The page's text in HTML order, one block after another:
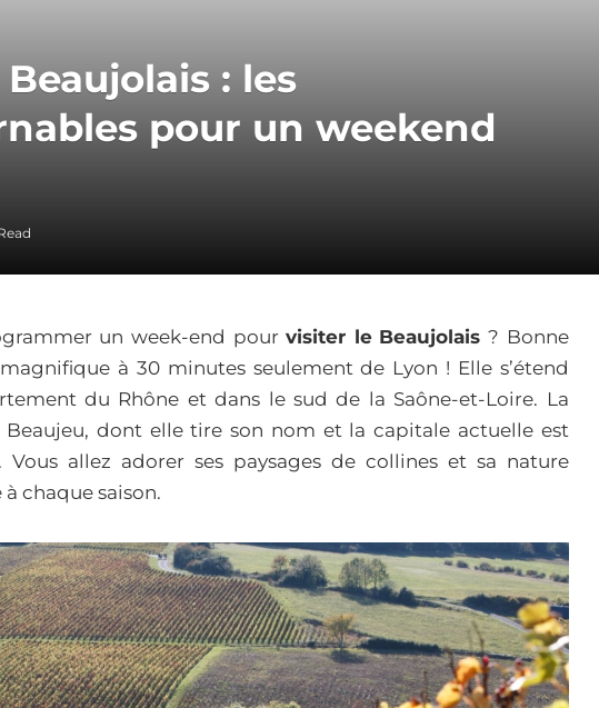
: les
pour un weekend
un week-end pourvisiter le Beaujolais ? Bonne
à 30 minutes seulement de Lyon ! Elle s’étend
du Rhône et dans le sud de la Saône-et-Loire. La
dont elle tire son nom et la capitale actuelle est
Vous allez adorer ses paysages de collines et sa nature
chaque saison.